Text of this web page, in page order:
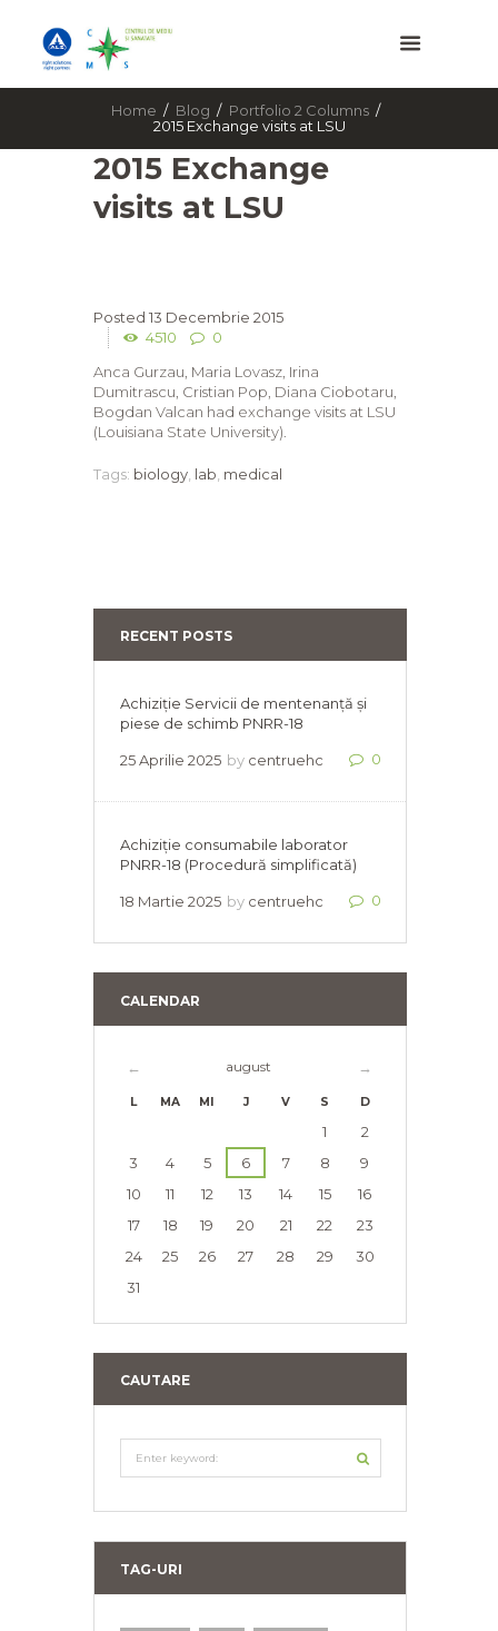
Home Blog
Portfolio 2 Columns
2015 Exchange visits at LSU
2015 Exchange
visits at LSU
13 Decembrie 2015
4510
0
Anca Gurzau, Maria Lovasz, Irina
Dumitrascu, Cristian Pop, Diana Ciobotaru,
Bogdan Valcan had exchange visits at LSU
(Louisiana State University).
Tags: biology lab medical
RECENT POSTS
Achiziție Servicii de mentenanță și
piese de schimb PNRR-18
25 Aprilie 2025 by centruehc 0
Achiziție consumabile laborator
PNRR-18 (Procedură simplificată)
18 Martie 2025 by centruehc 0
CALENDAR
august
L MA MI J V S D
1
2
3
4 5 6 7 8
9
10
11 12 13 14 15
16
17
18 19 20 21 22
23
24
25 26 27 28 29
30
31
CAUTARE
TAG-URI